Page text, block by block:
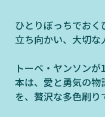
ひとりぼっちでお
立ち向かい、大切な
トーベ・ヤンソン
本は、愛と勇気の物
を、贅沢な多色刷り